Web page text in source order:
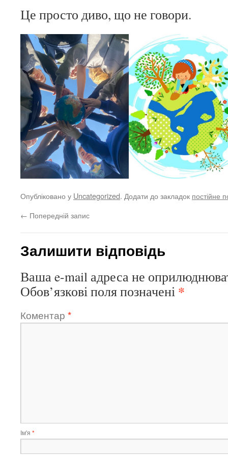
Це просто диво, що не говори.
Опубліковано у Uncategorized. Додати до закладок постійне
← Попередній запис
Залишити відповідь
Ваша e-mail адреса не
Обов’язкові поля позначені *
Коментар *
Ім'я *